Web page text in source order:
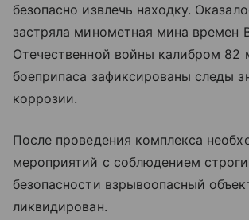
безопасно извлечь находку.
застряла минометная мина времен
Отечественной войны калибром 82
боеприпаса зафиксированы следы
коррозии.
После проведения комплекса
мероприятий с соблюдением
безопасности взрывоопасный
ликвидирован.